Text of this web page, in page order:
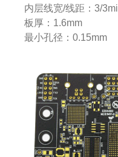
内层线宽/线距：3/3mil
板厚：1.6mm
最小孔径：0.15mm